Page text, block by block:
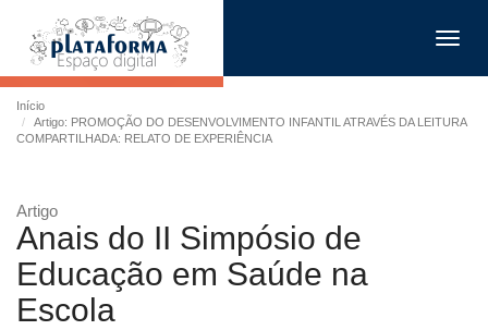
Início
Artigo: PROMOÇÃO DO DESENVOLVIMENTO INFANTIL ATRAVÉS DA LEITURA
COMPARTILHADA: RELATO DE EXPERIÊNCIA
Artigo
Anais do II Simpósio de
Educação em Saúde na
Escola